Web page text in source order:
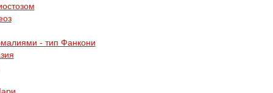
- тип Фанкони